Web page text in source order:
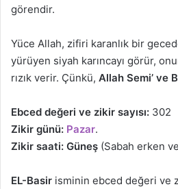
görendir.
Yüce Allah, zifiri karanlık bir
yürüyen siyah karıncayı görür,
rızık verir. Çünkü, Allah Semi’ ve
Ebced değeri ve zikir sayısı: 302
Zikir günü: Pazar.
Zikir saati: Güneş (Sabah erken
EL-Basir isminin ebced değeri ve